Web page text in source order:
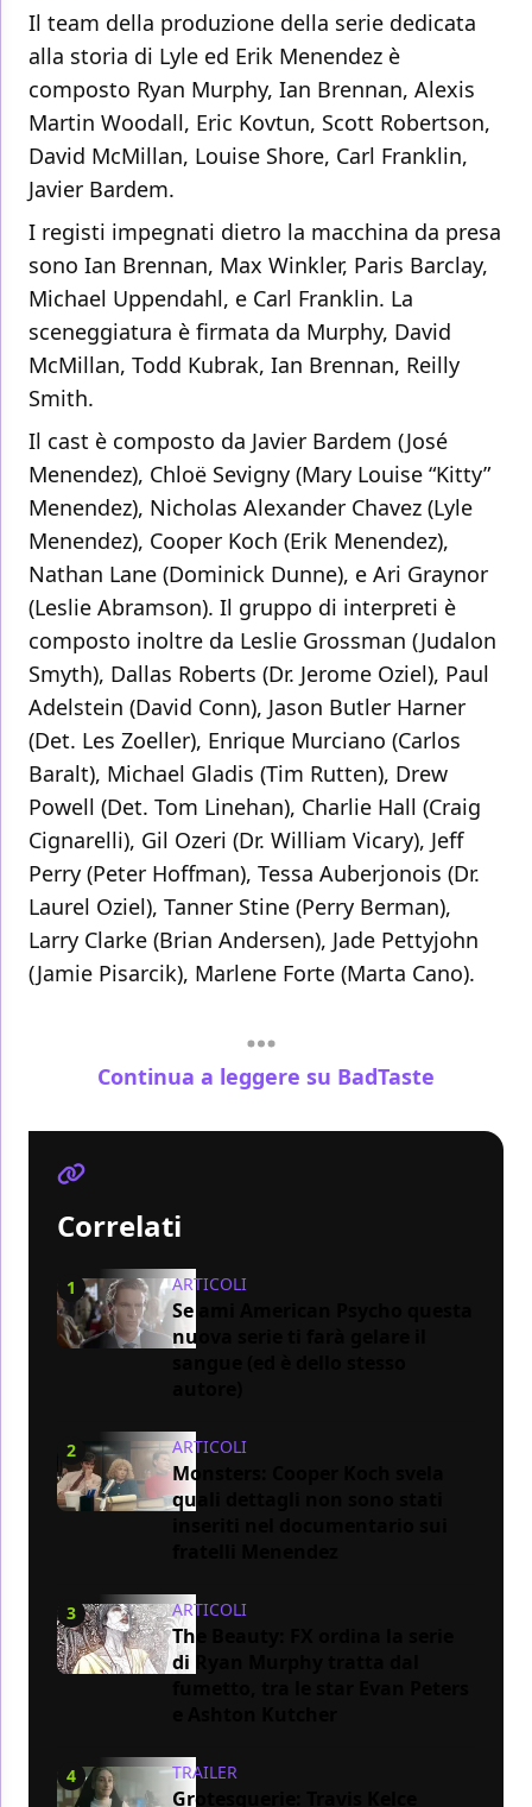
Il team della produzione della serie dedicata
alla storia di Lyle ed Erik Menendez è
composto Ryan Murphy, Ian Brennan, Alexis
Martin Woodall, Eric Kovtun, Scott Robertson,
David McMillan, Louise Shore, Carl Franklin,
Javier Bardem.
I registi impegnati dietro la macchina da presa
sono Ian Brennan, Max Winkler, Paris Barclay,
Michael Uppendahl, e Carl Franklin. La
sceneggiatura è firmata da Murphy, David
McMillan, Todd Kubrak, Ian Brennan, Reilly
Smith.
Il cast è composto da Javier Bardem (José
Menendez), Chloë Sevigny (Mary Louise “Kitty”
Menendez), Nicholas Alexander Chavez (Lyle
Menendez), Cooper Koch (Erik Menendez),
Nathan Lane (Dominick Dunne), e Ari Graynor
(Leslie Abramson). Il gruppo di interpreti è
composto inoltre da Leslie Grossman (Judalon
Smyth), Dallas Roberts (Dr. Jerome Oziel), Paul
Adelstein (David Conn), Jason Butler Harner
(Det. Les Zoeller), Enrique Murciano (Carlos
Baralt), Michael Gladis (Tim Rutten), Drew
Powell (Det. Tom Linehan), Charlie Hall (Craig
Cignarelli), Gil Ozeri (Dr. William Vicary), Jeff
Perry (Peter Hoffman), Tessa Auberjonois (Dr.
Laurel Oziel), Tanner Stine (Perry Berman),
Larry Clarke (Brian Andersen), Jade Pettyjohn
(Jamie Pisarcik), Marlene Forte (Marta Cano).
Continua a leggere su BadTaste
Correlati
1 ARTICOLI
Se ami American Psycho questa
nuova serie ti farà gelare il
2 ARTICOLI
Monsters: Cooper Koch svela
quali dettagli non sono stati
3 ARTICOLI
The Beauty: FX ordina la serie
di Ryan Murphy tratta dal
4 TRAILER
Grotesquerie: Travis Kelce